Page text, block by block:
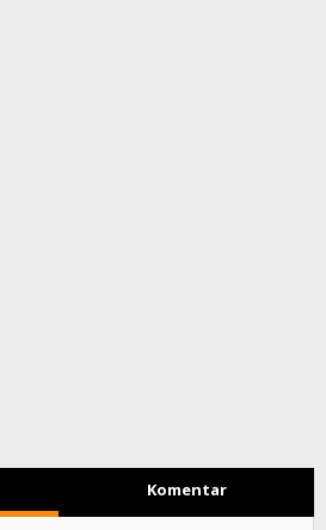
Komentar